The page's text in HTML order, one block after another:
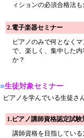
ィションの必須合格法
2.電子楽器セミナー
ピアノのみで何となく
で、楽しく、集中した
か？
■生徒対象セミナー
ピアノを学んでいる生徒さ
1.ピアノ講師資格認定試
講師資格を目指してい